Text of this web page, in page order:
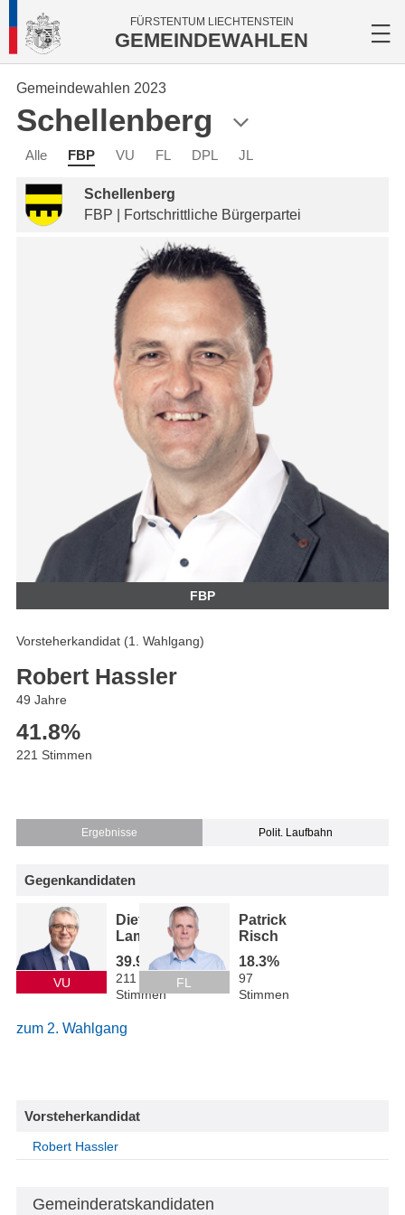
FÜRSTENTUM LIECHTENSTEIN
GEMEINDEWAHLEN
Gemeindewahlen 2023
Schellenberg
Alle FBP VU FL DPL JL
Schellenberg
FBP | Fortschrittliche Bürgerpartei
FBP
Vorsteherkandidat (1. Wahlgang)
Robert Hassler
49 Jahre
41.8%
221 Stimmen
Ergebnisse Polit. Laufbahn
Gegenkandidaten
VU
Dietmar
Lampert
39.9%
211
Stimmen
FL
Patrick
Risch
18.3%
97
Stimmen
zum 2. Wahlgang
Vorsteherkandidat
Robert Hassler
Gemeinderatskandidaten